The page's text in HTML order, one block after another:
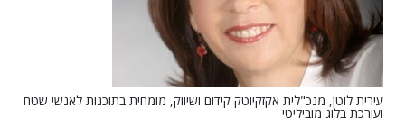
עירית לוטן, מנכ"לית אקזקיוטק קידום ושיווק, מומחית בתוכנות לאנשי שטח
ועורכת בלוג מוביליטי